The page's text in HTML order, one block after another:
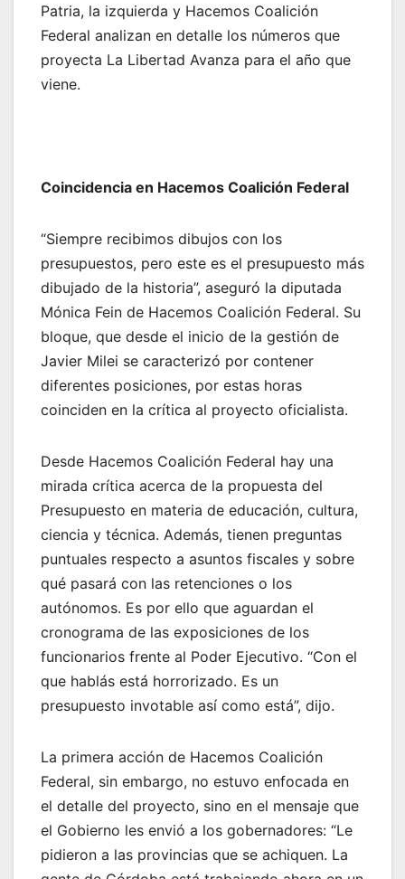
Patria, la izquierda y Hacemos Coalición
Federal analizan en detalle los números que
proyecta La Libertad Avanza para el año que
viene.
Coincidencia en Hacemos Coalición Federal
“Siempre recibimos dibujos con los
presupuestos, pero este es el presupuesto más
dibujado de la historia”, aseguró la diputada
Mónica Fein de Hacemos Coalición Federal. Su
bloque, que desde el inicio de la gestión de
Javier Milei se caracterizó por contener
diferentes posiciones, por estas horas
coinciden en la crítica al proyecto oficialista.
Desde Hacemos Coalición Federal hay una
mirada crítica acerca de la propuesta del
Presupuesto en materia de educación, cultura,
ciencia y técnica. Además, tienen preguntas
puntuales respecto a asuntos fiscales y sobre
qué pasará con las retenciones o los
autónomos. Es por ello que aguardan el
cronograma de las exposiciones de los
funcionarios frente al Poder Ejecutivo. “Con el
que hablás está horrorizado. Es un
presupuesto invotable así como está”, dijo.
La primera acción de Hacemos Coalición
Federal, sin embargo, no estuvo enfocada en
el detalle del proyecto, sino en el mensaje que
el Gobierno les envió a los gobernadores: “Le
pidieron a las provincias que se achiquen. La